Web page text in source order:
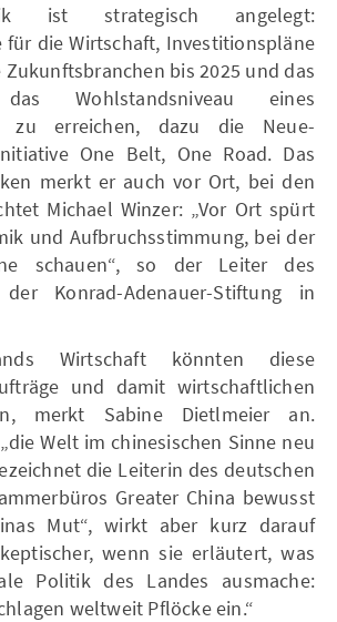
ist strategisch angelegt:
für die Wirtschaft, Investitionspläne
bis 2025 und das
Wohlstandsniveau eines
zu erreichen, dazu die Neue-
One Belt, One Road. Das
merkt er auch vor Ort, bei den
Michael Winzer: „Vor Ort spürt
und Aufbruchsstimmung, bei der
schauen“, so der Leiter des
der Konrad-Adenauer-Stiftung in
Wirtschaft könnten diese
und damit wirtschaftlichen
merkt Sabine Dietlmeier an.
Welt im chinesischen Sinne neu
die Leiterin des deutschen
Greater China bewusst
Mut“, wirkt aber kurz darauf
wenn sie erläutert, was
Politik des Landes ausmache:
weltweit Pflöcke ein.“